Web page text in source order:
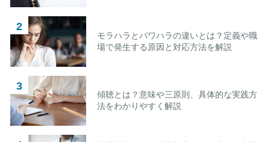
モラハラとパワハラの違いとは？定義や職
場で発生する原因と対応方法を解説
傾聴とは？意味や三原則、具体的な実践方
法をわかりやすく解説